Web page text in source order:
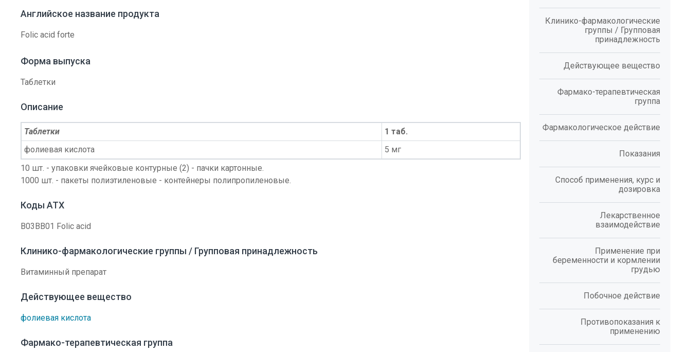
Клинико-фармакологические
группы / Групповая
принадлежность
Действующее вещество
Фармако-терапевтическая
группа
Фармакологическое действие
Показания
Способ применения, курс и
дозировка
Лекарственное
взаимодействие
Применение при
беременности и кормлении
грудью
Побочное действие
Противопоказания к
применению
Английское название продукта
Folic acid forte
Форма выпуска
Таблетки
Описание
Таблетки
1 таб.
фолиевая кислота
5 мг
10 шт. - упаковки ячейковые контурные (2) - пачки картонные.
1000 шт. - пакеты полиэтиленовые - контейнеры полипропиленовые.
Коды АТХ
B03BB01 Folic acid
Клинико-фармакологические группы / Групповая принадлежность
Витаминный препарат
Действующее вещество
фолиевая кислота
Фармако-терапевтическая группа